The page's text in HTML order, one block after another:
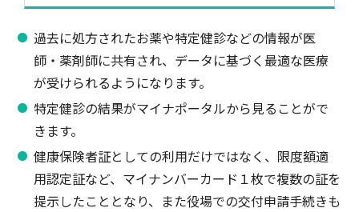
過去に処方されたお薬や特定健診などの情報が医
師・薬剤師に共有され、データに基づく最適な医療
が受けられるようになります。
特定健診の結果がマイナポータルから見ることがで
きます。
健康保険者証としての利用だけではなく、限度額適
用認定証など、マイナンバーカード１枚で複数の証を
提示したこととなり、また役場での交付申請手続きも